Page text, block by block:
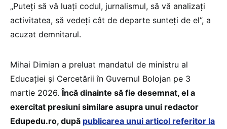
„Puteți să vă luați codul, jurnalismul, să vă analizați
activitatea, să vedeți cât de departe sunteți de el”, a
acuzat demnitarul.
Mihai Dimian a preluat mandatul de ministru al
Educației și Cercetării în Guvernul Bolojan pe 3
martie 2026.Încă dinainte să fie desemnat, el a
exercitat presiuni similare asupra unui redactor
Edupedu.ro, după publicarea unui articol referitor la